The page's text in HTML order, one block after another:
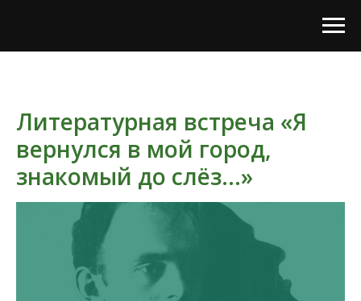
Литературная встреча «Я
вернулся в мой город,
знакомый до слёз...»